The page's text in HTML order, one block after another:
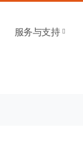
服务与支持